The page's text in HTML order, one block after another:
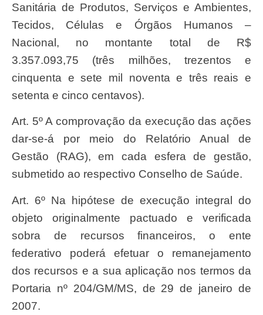
Sanitária de Produtos, Serviços e Ambientes,
Tecidos, Células e Órgãos Humanos –
Nacional, no montante total de R$
3.357.093,75 (três milhões, trezentos e
cinquenta e sete mil noventa e três reais e
setenta e cinco centavos).
Art. 5º A comprovação da execução das ações
dar-se-á por meio do Relatório Anual de
Gestão (RAG), em cada esfera de gestão,
submetido ao respectivo Conselho de Saúde.
Art. 6º Na hipótese de execução integral do
objeto originalmente pactuado e verificada
sobra de recursos financeiros, o ente
federativo poderá efetuar o remanejamento
dos recursos e a sua aplicação nos termos da
Portaria nº 204/GM/MS, de 29 de janeiro de
2007.